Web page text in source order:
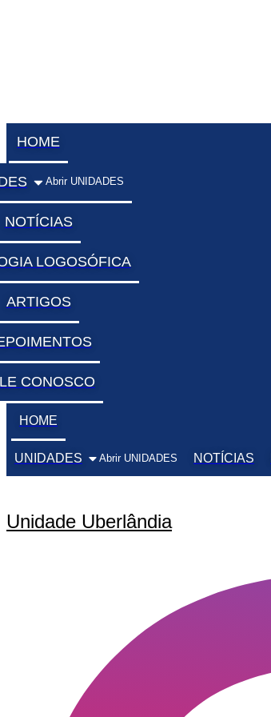
HOME
Abrir UNIDADES
NOTÍCIAS
LOGOSÓFICA
ARTIGOS
CONOSCO
HOME
UNIDADES Abrir UNIDADES NOTÍCIAS
Unidade Uberlândia